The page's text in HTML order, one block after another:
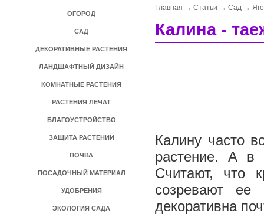
ОГОРОД
САД
ДЕКОРАТИВНЫЕ РАСТЕНИЯ
ЛАНДШАФТНЫЙ ДИЗАЙН
КОМНАТНЫЕ РАСТЕНИЯ
РАСТЕНИЯ ЛЕЧАТ
БЛАГОУСТРОЙСТВО
ЗАЩИТА РАСТЕНИЙ
ПОЧВА
ПОСАДОЧНЫЙ МАТЕРИАЛ
УДОБРЕНИЯ
ЭКОЛОГИЯ САДА
Главная → Статьи → Сад →
Калина -
Калину часто
растение. А в
Считают, что
созревают
декоративна